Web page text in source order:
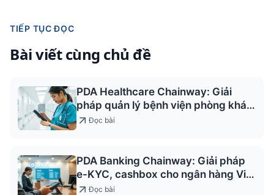
TIẾP TỤC ĐỌC
Bài viết cùng chủ đề
PDA Healthcare Chainway: Giải
pháp quản lý bệnh viện phòng khám
2026
Đọc bài
PDA Banking Chainway: Giải pháp
e-KYC, cashbox cho ngân hàng Việt
2026
Đọc bài